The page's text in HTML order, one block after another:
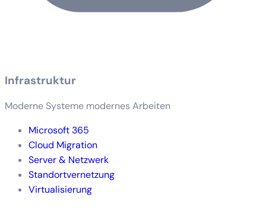
Infrastruktur
Moderne Systeme modernes Arbeiten
Microsoft 365
Cloud Migration
Server & Netzwerk
Standortvernetzung
Virtualisierung